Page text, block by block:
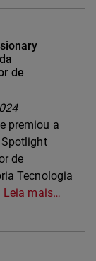
de
premiou a
Spotlight
de
Tecnologia
Leia mais…